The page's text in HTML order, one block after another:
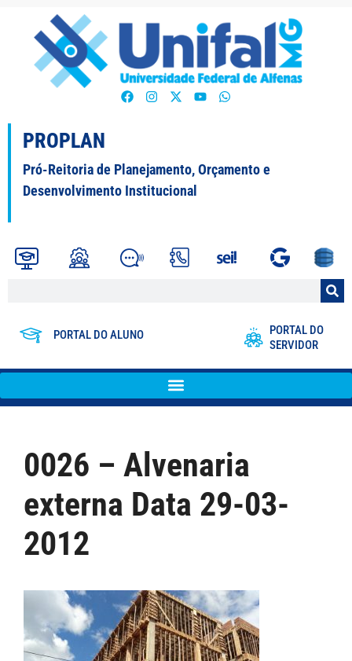
PROPLAN
Pró-Reitoria de Planejamento, Orçamento e
Desenvolvimento Institucional
PORTAL DO ALUNO
PORTAL DO
SERVIDOR
0026 – Alvenaria
externa Data 29-03-
2012